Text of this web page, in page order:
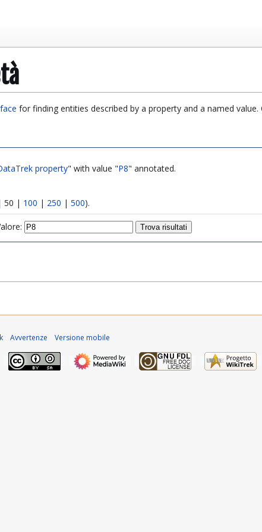
for finding entities described by a property and a named
property" with value "P8" annotated.
50 | 100 | 250 | 500).
Avvertenze Versione mobile